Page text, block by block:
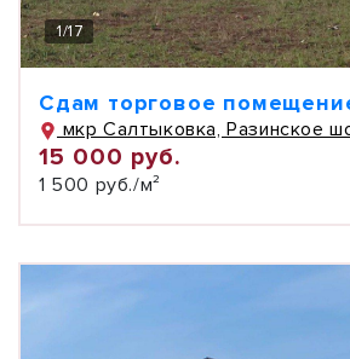
1/17
Сдам торговое
мкр Салтыковка, Разинское
15 000 руб.
1 500 руб./м²